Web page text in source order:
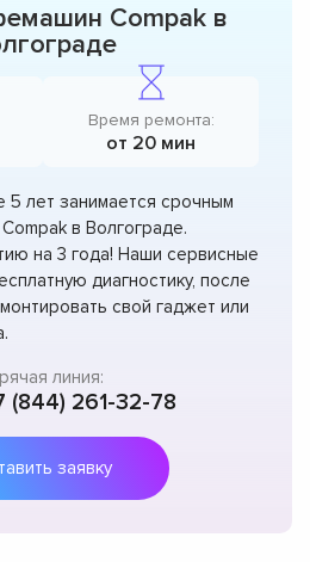
Compak в
Время ремонта:
от 20 мин
5 лет занимается срочным
в Волгограде.
на 3 года! Наши сервисные
диагностику, после
свой гаджет или
линия:
(844) 261-32-78
Оставить заявку